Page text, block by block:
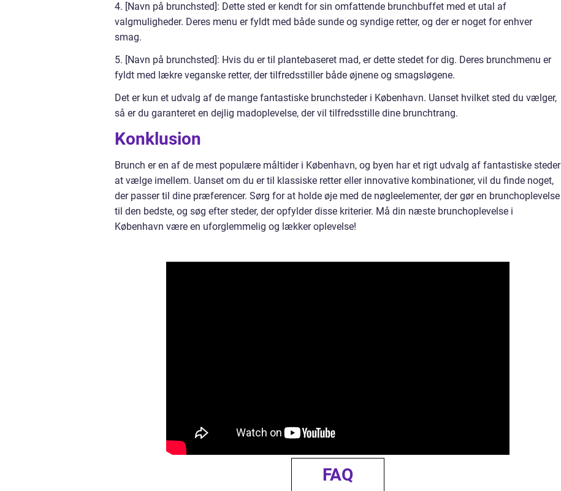
4. [Navn på brunchsted]: Dette sted er kendt for sin omfattende brunchbuffet med et utal af
valgmuligheder. Deres menu er fyldt med både sunde og syndige retter, og der er noget for enhver
smag.
5. [Navn på brunchsted]: Hvis du er til plantebaseret mad, er dette stedet for dig. Deres brunchmenu er
fyldt med lækre veganske retter, der tilfredsstiller både øjnene og smagsløgene.
Det er kun et udvalg af de mange fantastiske brunchsteder i København. Uanset hvilket sted du vælger,
så er du garanteret en dejlig madoplevelse, der vil tilfredsstille dine brunchtrang.
Konklusion
Brunch er en af de mest populære måltider i København, og byen har et rigt udvalg af fantastiske steder
at vælge imellem. Uanset om du er til klassiske retter eller innovative kombinationer, vil du finde noget,
der passer til dine præferencer. Sørg for at holde øje med de nøgleelementer, der gør en brunchoplevelse
til den bedste, og søg efter steder, der opfylder disse kriterier. Må din næste brunchoplevelse i
København være en uforglemmelig og lækker oplevelse!
FAQ